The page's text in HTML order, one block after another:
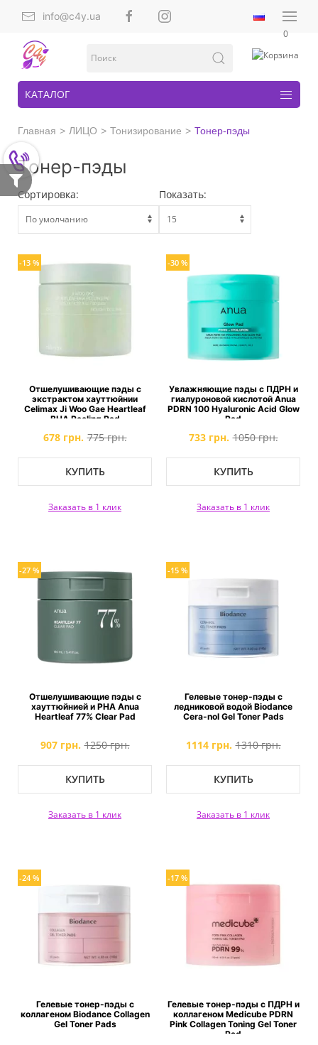
info@c4y.ua
0
КАТАЛОГ
Главная ЛИЦО Тонизирование Тонер-пэды
Тонер-пэды
Сортировка: Показать:
-13 %
Отшелушивающие пэды с
экстрактом хауттюйнии
Celimax Ji Woo Gae Heartleaf
BHA Peeling Pad
678 грн. 775 грн.
КУПИТЬ
Заказать в 1 клик
-30 %
Увлажняющие пэды с ПДРН и
гиалуроновой кислотой Anua
PDRN 100 Hyaluronic Acid Glow
Pad
733 грн. 1050 грн.
КУПИТЬ
Заказать в 1 клик
-27 %
Отшелушивающие пэды с
хауттюйнией и PHA Anua
Heartleaf 77% Clear Pad
907 грн. 1250 грн.
КУПИТЬ
Заказать в 1 клик
-15 %
Гелевые тонер-пэды с
ледниковой водой Biodance
Cera-nol Gel Toner Pads
1114 грн. 1310 грн.
КУПИТЬ
Заказать в 1 клик
-24 %
Гелевые тонер-пэды с
коллагеном Biodance Collagen
Gel Toner Pads
-17 %
Гелевые тонер-пэды с ПДРН и
коллагеном Medicube PDRN
Pink Collagen Toning Gel Toner
Pad